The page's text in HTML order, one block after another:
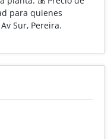
para quienes
Sur, Pereira.